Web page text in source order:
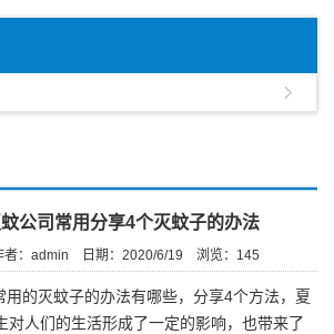
公司常用分享4个灭蚊子的办法
者：admin 日期：2020/6/19 浏览： 145
用的灭蚊子的办法有哪些，分享4个方法，夏
对人们的生活形成了一定的影响，也带来了